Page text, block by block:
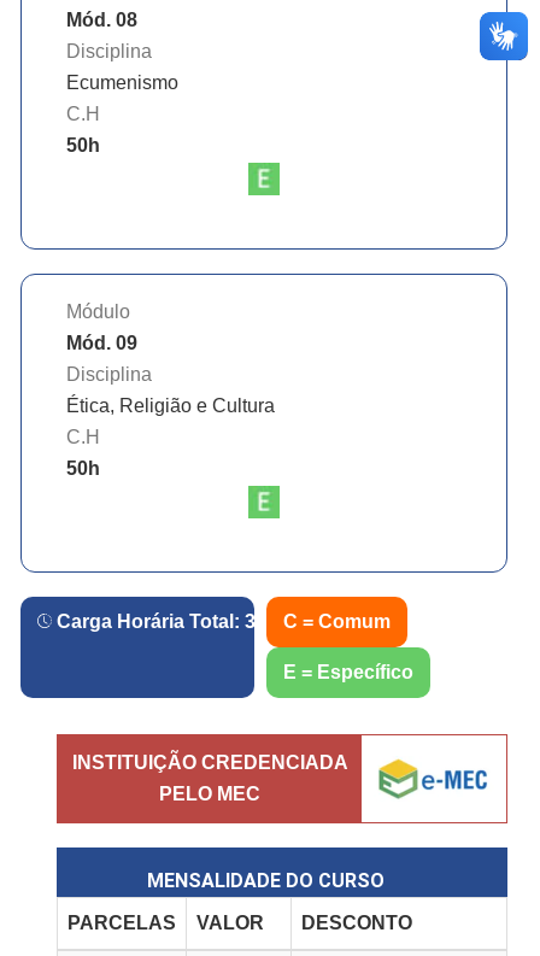
Mód. 08
Disciplina
Ecumenismo
C.H
50h
Módulo
Mód. 09
Disciplina
Ética, Religião e Cultura
C.H
50h
Carga Horária Total: 360 h.
C = Comum
E = Específico
INSTITUIÇÃO CREDENCIADA
PELO MEC
MENSALIDADE DO CURSO
PARCELAS VALOR DESCONTO